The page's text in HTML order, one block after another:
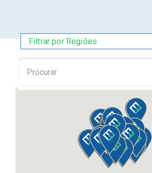
Buscar Exames
Filtrar por Regiões
Baixada
Fluminense
Zona
Sul
metropolitana